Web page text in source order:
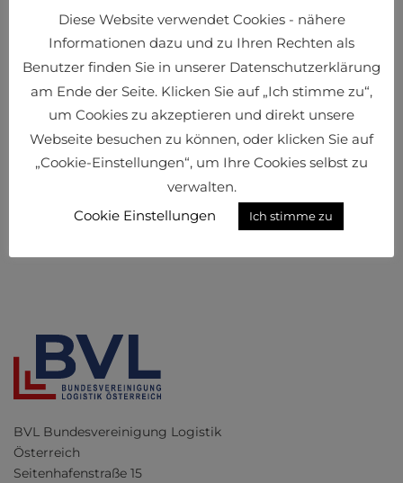
Kompetenzvernetzung Österreichs
im Sektor Logistik
BVL Bundesvereinigung Logistik
Österreich
Seitenhafenstraße 15
Diese Website verwendet Cookies - nähere
Informationen dazu und zu Ihren Rechten als
Benutzer finden Sie in unserer Datenschutzerklärung
am Ende der Seite. Klicken Sie auf „Ich stimme zu“,
um Cookies zu akzeptieren und direkt unsere
Webseite besuchen zu können, oder klicken Sie auf
„Cookie-Einstellungen“, um Ihre Cookies selbst zu
verwalten.
Cookie Einstellungen
Ich stimme zu